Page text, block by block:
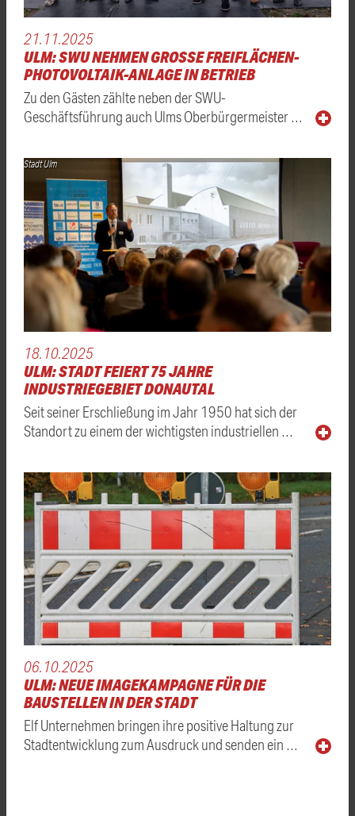
21.11.2025
ULM: SWU NEHMEN GROSSE FREIFLÄCHEN-P
HOTOVOLTAIK-ANLAGE IN BETRIEB
Zu den Gästen zählte neben der SWU-
Geschäftsführung auch Ulms Oberbürgermeister …
Stadt Ulm
18.10.2025
ULM: STADT FEIERT 75 JAHRE
INDUSTRIEGEBIET DONAUTAL
Seit seiner Erschließung im Jahr 1950 hat sich der
Standort zu einem der wichtigsten industriellen …
06.10.2025
ULM: NEUE IMAGEKAMPAGNE FÜR DIE
BAUSTELLEN IN DER STADT
Elf Unternehmen bringen ihre positive Haltung zur
Stadtentwicklung zum Ausdruck und senden ein …